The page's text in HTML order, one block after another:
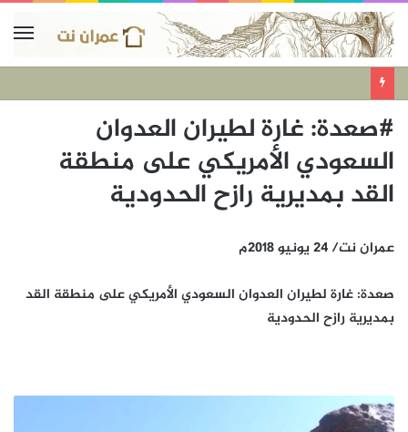
#صعدة: غارة لطيران العدوان
السعودي الأمريكي على منطقة
القد بمديرية رازح الحدودية
عمران نت/ 24 يونيو 2018م
صعدة: غارة لطيران العدوان السعودي الأمريكي على منطقة القد
بمديرية رازح الحدودية